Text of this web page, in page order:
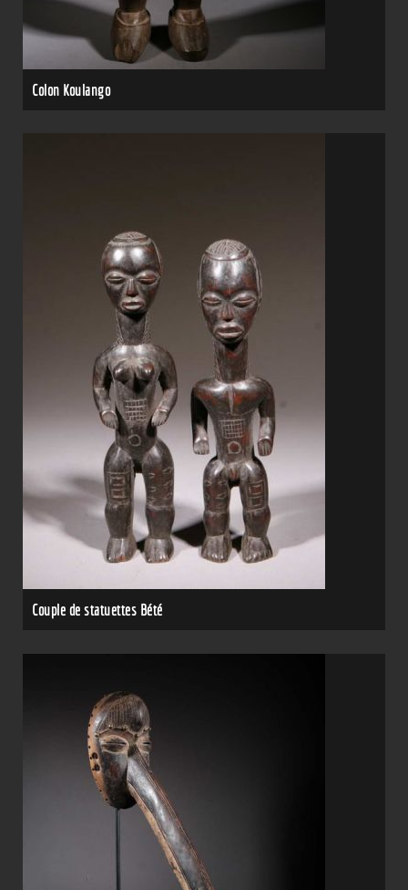
Colon Koulango
Couple de statuettes Bété